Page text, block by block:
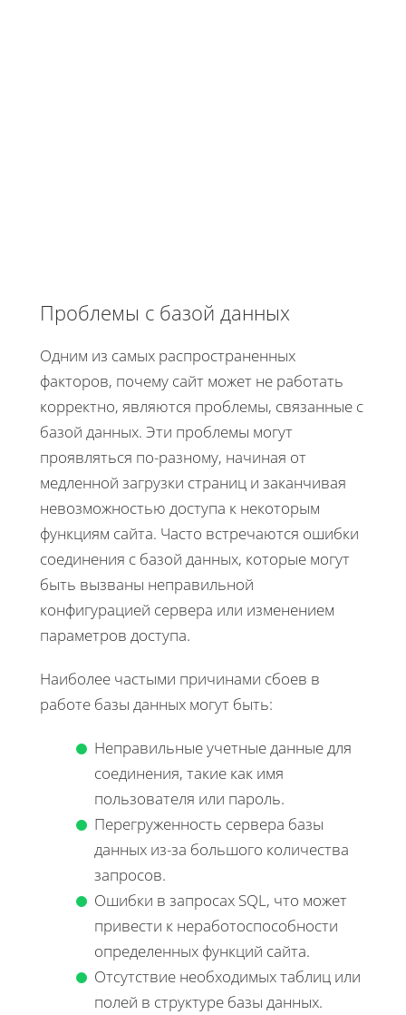
Проблемы с базой данных
Одним из самых распространенных
факторов, почему сайт может не работать
корректно, являются проблемы, связанные с
базой данных. Эти проблемы могут
проявляться по-разному, начиная от
медленной загрузки страниц и заканчивая
невозможностью доступа к некоторым
функциям сайта. Часто встречаются ошибки
соединения с базой данных, которые могут
быть вызваны неправильной
конфигурацией сервера или изменением
параметров доступа.
Наиболее частыми причинами сбоев в
работе базы данных могут быть:
Неправильные учетные данные для
соединения, такие как имя
пользователя или пароль.
Перегруженность сервера базы
данных из-за большого количества
запросов.
Ошибки в запросах SQL, что может
привести к неработоспособности
определенных функций сайта.
Отсутствие необходимых таблиц или
полей в структуре базы данных.